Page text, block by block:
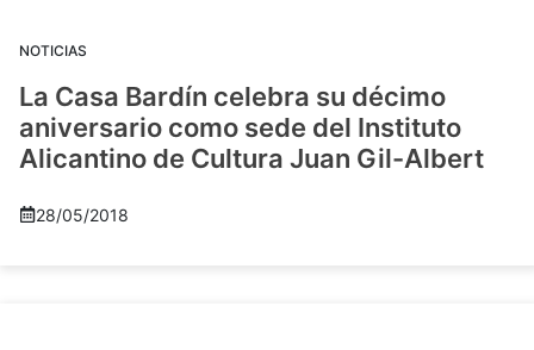
NOTICIAS
La Casa Bardín celebra su décimo
aniversario como sede del Instituto
Alicantino de Cultura Juan Gil-Albert
28/05/2018